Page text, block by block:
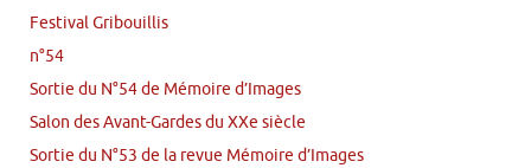
Festival Gribouillis
n°54
Sortie du N°54 de Mémoire d’Images
Salon des Avant-Gardes du XXe siècle
Sortie du N°53 de la revue Mémoire d’Images